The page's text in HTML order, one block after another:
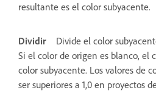
resultante es el color subyacente.
Dividir
Divide el color
Si el color de origen es blanco, el
color subyacente. Los valores de
ser superiores a 1,0 en proyectos